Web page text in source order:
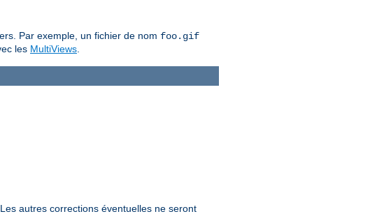
Par exemple, un fichier de nom foo.gif
les MultiViews
autres corrections éventuelles ne seront